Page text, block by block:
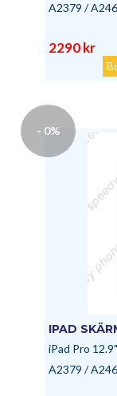
A2379 /
2290 kr
IPAD
iPad Pro
A2379 /
- 0%